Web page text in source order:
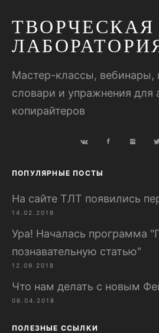
ТВОРЧЕСКАЯ
Мастер-классы, вебинары,
словари и упражнения для
копирайтеров
ПОПУЛЯРНЫЕ ПОСТЫ
На сайте ТЛТ появились
14.02.2018
Ура! Началась программа
познавательную статью"
12.09.2018
Что нам делать с новым
06.04.2018
ПОЛЕЗНЫЕ ССЫЛКИ